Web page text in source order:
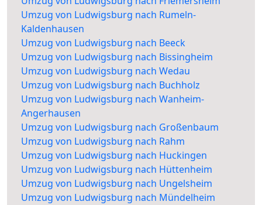
Umzug von Ludwigsburg nach Rumeln-
Kaldenhausen
Umzug von Ludwigsburg nach Beeck
Umzug von Ludwigsburg nach Bissingheim
Umzug von Ludwigsburg nach Wedau
Umzug von Ludwigsburg nach Buchholz
Umzug von Ludwigsburg nach Wanheim-
Angerhausen
Umzug von Ludwigsburg nach Großenbaum
Umzug von Ludwigsburg nach Rahm
Umzug von Ludwigsburg nach Huckingen
Umzug von Ludwigsburg nach Hüttenheim
Umzug von Ludwigsburg nach Ungelsheim
Umzug von Ludwigsburg nach Mündelheim